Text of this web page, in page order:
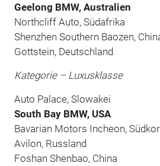
Geelong BMW, Australien
Northcliff Auto, Südafrika
Shenzhen Southern Baozen,
Gottstein, Deutschland
Kategorie – Luxusklasse
Auto Palace, Slowakei
South Bay BMW, USA
Bavarian Motors Incheon,
Avilon, Russland
Foshan Shenbao, China